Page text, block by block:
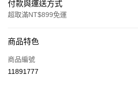
付款與運送方式
超取滿NT$899免運
信用卡一次付款
信用卡分期付款
商品特色
商品編號
11891777